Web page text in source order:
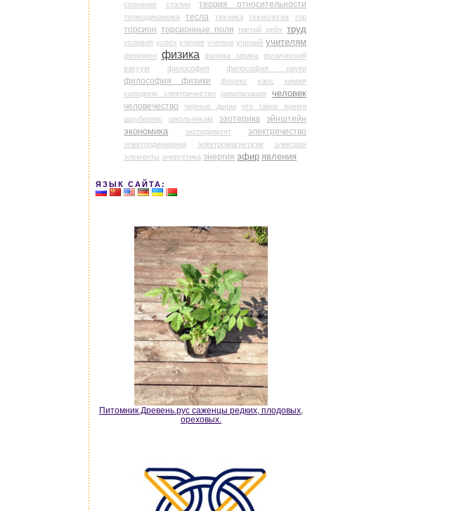
сознание
сталин теория относительности
термодинамика тесла техника технология тор
торсион торсионные поля третий рейх труд
условия успех учение ученые ученый учителям
феномен физика физика эфира
физический
вакуум
философия философия науки
философия физики форекс хаос
химия
холодное электричество
цивилизация человек
человечество черные дыры
что такое время
шаубергер
школьникам эзотерика
эйнштейн
экономика
эксперимент электричество
электродинамика электромагнетизм
электрон
элементы энергетика энергия эфир явления
ЯЗЫК САЙТА:
Питомник Древень.рус саженцы редких, плодовых,
ореховых.